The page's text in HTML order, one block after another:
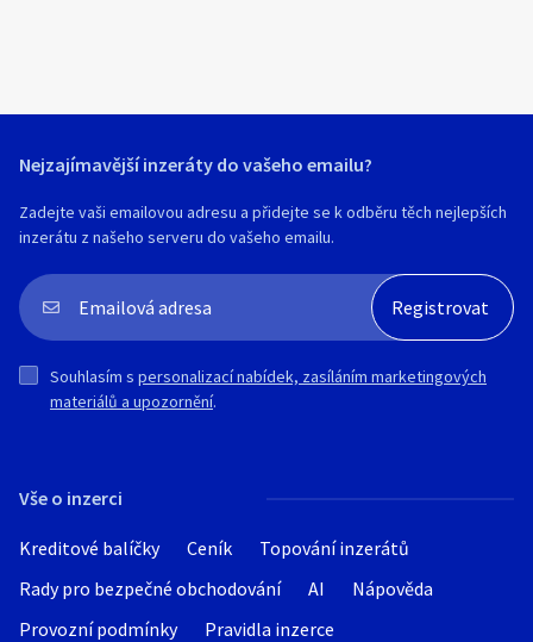
Vše o inzerci
Kreditové balíčky Ceník
Topování inzerátů
Rady pro bezpečné obchodování
AI
Nápověda
Provozní podmínky
Pravidla inzerce
Nejzajímavější inzeráty do vašeho emailu?
Zadejte vaši emailovou adresu a přidejte se k odběru těch nejlepších
inzerátu z našeho serveru do vašeho emailu.
Souhlasím s personalizací nabídek, zasíláním marketingových
materiálů a upozornění.